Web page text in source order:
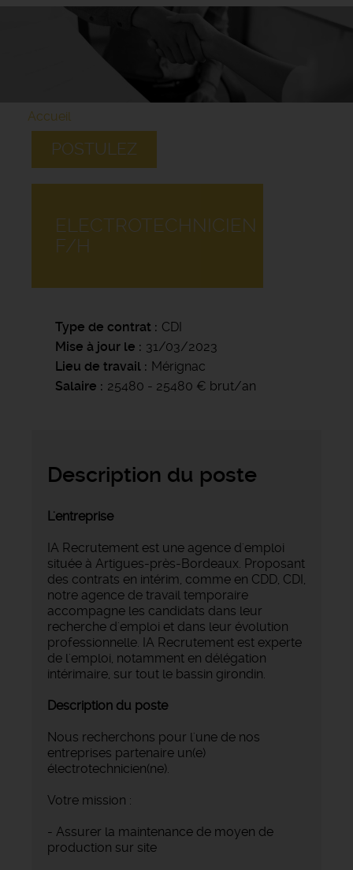
Accueil
POSTULEZ
ELECTROTECHNICIEN
F/H
Type de contrat
CDI
Mise à jour le
31/03/2023
Lieu de travail
Mérignac
Salaire
25480 - 25480 € brut/an
Description du poste
L'entreprise
IA Recrutement est une agence d'emploi
située à Artigues-près-Bordeaux. Proposant
des contrats en intérim, comme en CDD, CDI,
notre agence de travail temporaire
accompagne les candidats dans leur
recherche d'emploi et dans leur évolution
professionnelle. IA Recrutement est experte
de l'emploi, notamment en délégation
intérimaire, sur tout le bassin girondin.
Description du poste
Nous recherchons pour l'une de nos
entreprises partenaire un(e)
électrotechnicien(ne).
Votre mission :
- Assurer la maintenance de moyen de
production sur site